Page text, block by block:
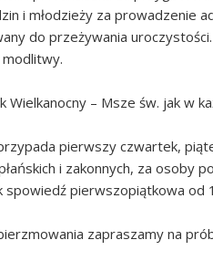
i młodzieży za prowadzenie
do przeżywania
Wielkanocny – Msze św. jak
pierwszy czwartek,
i zakonnych, za osoby
spowiedź pierwszopiątkowa od
zapraszamy na